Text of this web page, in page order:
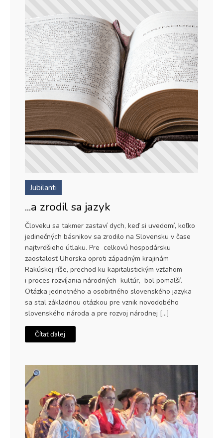
Jubilanti
...a zrodil sa jazyk
Človeku sa takmer zastaví dych, keď si uvedomí, koľko
jedinečných básnikov sa zrodilo na Slovensku v čase
najtvrdšieho útlaku. Pre celkovú hospodársku
zaostalosť Uhorska oproti západným krajinám
Rakúskej ríše, prechod ku kapitalistickým vzťahom
i proces rozvíjania národných kultúr, bol pomalší.
Otázka jednotného a osobitného slovenského jazyka
sa stal základnou otázkou pre vznik novodobého
slovenského národa a pre rozvoj národnej […]
Čítať ďalej